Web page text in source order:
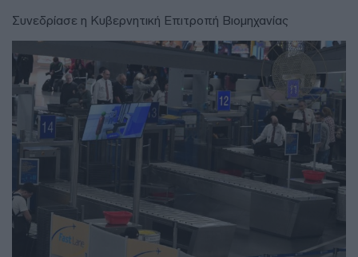
Συνεδρίασε η Κυβερνητική Επιτροπή Βιομηχανίας